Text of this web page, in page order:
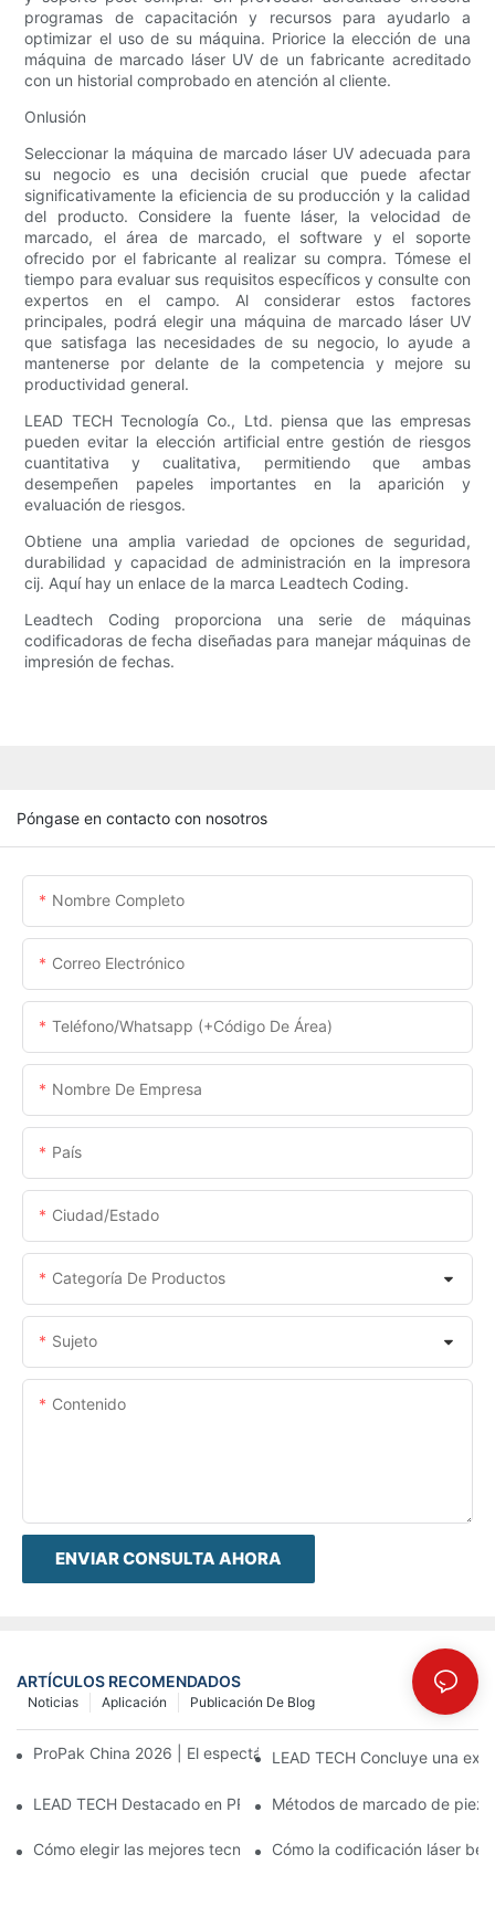
programas de capacitación y recursos para ayudarlo a
optimizar el uso de su máquina. Priorice la elección de una
máquina de marcado láser UV de un fabricante acreditado
con un historial comprobado en atención al cliente.
Onlusión
Seleccionar la máquina de marcado láser UV adecuada para
su negocio es una decisión crucial que puede afectar
significativamente la eficiencia de su producción y la calidad
del producto. Considere la fuente láser, la velocidad de
marcado, el área de marcado, el software y el soporte
ofrecido por el fabricante al realizar su compra. Tómese el
tiempo para evaluar sus requisitos específicos y consulte con
expertos en el campo. Al considerar estos factores
principales, podrá elegir una máquina de marcado láser UV
que satisfaga las necesidades de su negocio, lo ayude a
mantenerse por delante de la competencia y mejore su
productividad general.
LEAD TECH Tecnología Co., Ltd. piensa que las empresas
pueden evitar la elección artificial entre gestión de riesgos
cuantitativa y cualitativa, permitiendo que ambas
desempeñen papeles importantes en la aparición y
evaluación de riesgos.
Obtiene una amplia variedad de opciones de seguridad,
durabilidad y capacidad de administración en la impresora
cij. Aquí hay un enlace de la marca Leadtech Coding.
Leadtech Coding proporciona una serie de máquinas
codificadoras de fecha diseñadas para manejar máquinas de
impresión de fechas.
Póngase en contacto con nosotros
Nombre Completo
Correo Electrónico
Teléfono/whatsapp (+código De Área)
Nombre De Empresa
País
Ciudad/estado
Categoría De Productos
Sujeto
Contenido
ENVIAR CONSULTA AHORA
ARTÍCULOS RECOMENDADOS
Publicación De Blog
Aplicación
Noticias
ProPak China 2026 | El espectáculo termina, nuestro servicio
LEAD TECH Concluye una
LEAD TECH Destacado en PR Newswire: Presentación de
Métodos de marcado de
Cómo elegir las mejores tecnologías para la codificación y el
Cómo la codificación láser